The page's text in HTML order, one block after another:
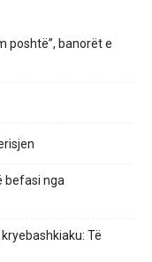
poshtë”, banorët e
befasi nga
Të